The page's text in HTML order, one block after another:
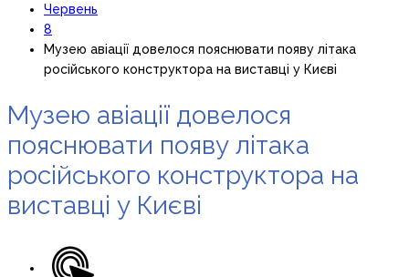
Червень
8
Музею авіації довелося пояснювати появу літака
російського конструктора на виставці у Києві
Музею авіації довелося
пояснювати появу літака
російського конструктора на
виставці у Києві